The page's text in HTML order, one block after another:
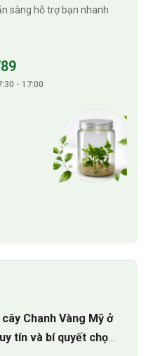
sàng hỗ trợ bạn nhanh
- 17:00
Chanh Vàng Mỹ ở
tín và bí quyết chọn